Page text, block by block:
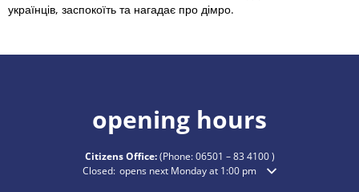
українців, заспокоїть та нагадає про дімро.
opening hours
Citizens Office:(Phone:06501 – 83 4100)
Click to hide additional opening or closing times
Closed: opens next Monday at 1:00 pm